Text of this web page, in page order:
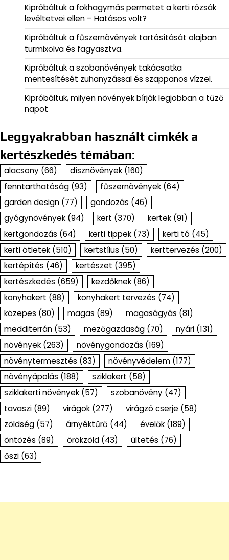
Kipróbáltuk a fokhagymás permetet a kerti rózsák
levéltetvei ellen – Hatásos volt?
Kipróbáltuk a fűszernövények tartósítását olajban
turmixolva és fagyasztva.
Kipróbáltuk a szobanövények takácsatka
mentesítését zuhanyzással és szappanos vízzel.
Kipróbáltuk, milyen növények bírják legjobban a tűző
napot
Leggyakrabban használt cimkék a
kertészkedés témában:
alacsony (66) dísznövények (160)
fenntarthatóság (93) fűszernövények (64)
garden design (77) gondozás (46)
gyógynövények (94) kert (370) kertek (91)
kertgondozás (64) kerti tippek (73) kerti tó (45)
kerti ötletek (510) kertstílus (50) kerttervezés (200)
kertépítés (46) kertészet (395)
kertészkedés (659) kezdőknek (86)
konyhakert (88) konyhakert tervezés (74)
közepes (80) magas (89) magaságyás (81)
medditerrán (53) mezőgazdaság (70) nyári (131)
növények (263) növénygondozás (169)
növénytermesztés (83) növényvédelem (177)
növényápolás (188) sziklakert (58)
sziklakerti növények (57) szobanövény (47)
tavaszi (89) virágok (277) virágzó cserje (58)
zöldség (57) árnyéktűrő (44) évelők (189)
öntözés (89) örökzöld (43) ültetés (76)
őszi (63)